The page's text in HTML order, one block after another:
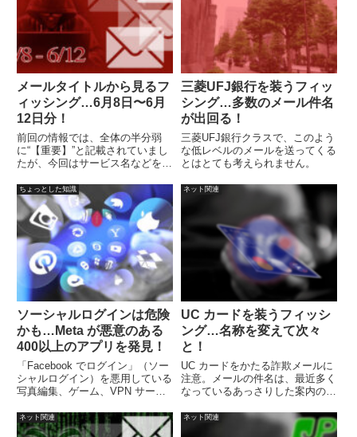
メールタイトルから見るフ
ィッシング…6月8日〜6月
12日分！
前回の情報では、全体の半分弱
に“【重要】”と記載されていまし
たが、今回はサービス名などを
です。
三菱UFJ銀行を装うフィッ
シング…多数のメール件名
が出回る！
三菱UFJ銀行クラスで、このよう
な低レベルのメールを送ってくる
とはとても考えられません。
ちょっとした知識
ソーシャルログインは危険
かも…Meta が悪意のある
400以上のアプリを発見！
「Facebook でログイン」（ソー
シャルログイン）を悪用している
写真編集、ゲーム、VPN サービ
ーティリティの400以上のアプリ
の発見。
ネット関連
UC カードを装うフィッシ
ング…名称を変えて次々
と！
UC カードをかたる詐欺メールに
注意。メールの件名は、最近多く
なっているあっさりした案内のよ
ご利用確認」、「ユーシーカード
ご利用確認」となっています。
ネット関連 ネット関連